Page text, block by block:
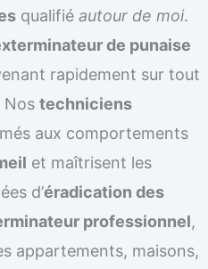
qualifié autour de moi.
de punaise
rapidement sur tout
Nos techniciens
aux comportements
et maîtrisent les
d’éradication des
professionnel,
appartements, maisons,